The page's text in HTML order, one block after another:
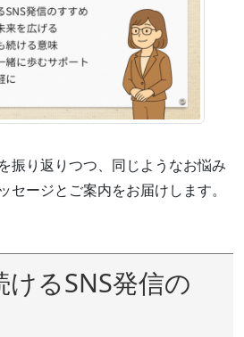
振り返りつつ、同じようなお悩み
セージとご案内をお届けします。
けるSNS発信の